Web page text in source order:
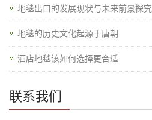
地毯出口的发展现状与未来前景探究
地毯的历史文化起源于唐朝
酒店地毯该如何选择更合适
联系我们